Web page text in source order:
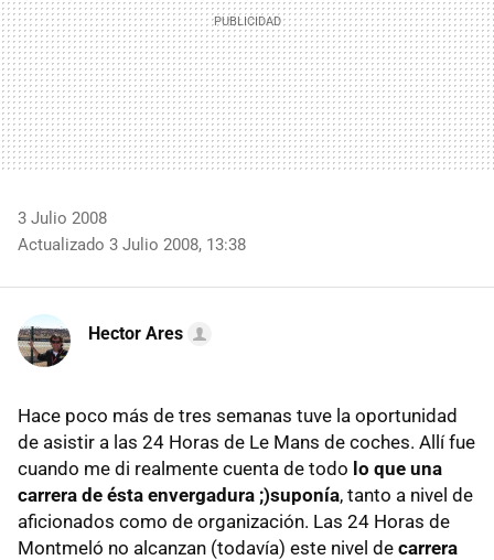
3 Julio 2008
Actualizado 3 Julio 2008, 13:38
Hector Ares
Hace poco más de tres semanas tuve la oportunidad
de asistir a las 24 Horas de Le Mans de coches. Allí fue
cuando me di realmente cuenta de todo lo que una
carrera de ésta envergadura ;)suponía, tanto a nivel de
aficionados como de organización. Las 24 Horas de
Montmeló no alcanzan (todavía) este nivel de carrera